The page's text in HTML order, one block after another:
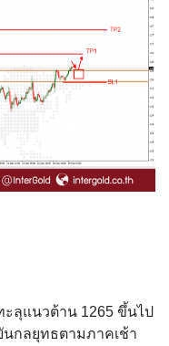
ลุแนวต้าน 1265 ขึ้นไป
นกลยุทธตามภาคเช้า